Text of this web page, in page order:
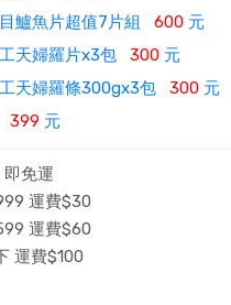
鱸魚片超值7片組 600 元
工天婦羅片x3包 300 元
工天婦羅條300gx3包 300 元
399 元
免運
運費$30
運費$60
運費$100